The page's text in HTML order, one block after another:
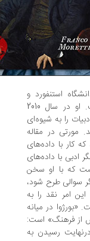
و
بنیانگذار مرکز «رمان‌پژوهی» این دانشگاه است. او در سال 2010
به شیوه‌ای
در مقاله
که کار با داده‌های
داده‌های
با او سخن
طرح شود،
نقد را به
در میانه‌
است:
رسیدن به